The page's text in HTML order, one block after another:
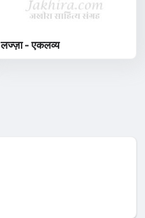
लज्ज़ा - एकलव्य